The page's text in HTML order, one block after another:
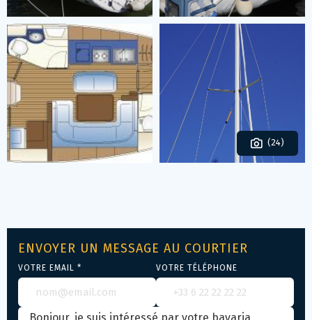
(24)
ENVOYER UN MESSAGE AU COURTIER
VOTRE EMAIL * VOTRE TÉLÉPHONE